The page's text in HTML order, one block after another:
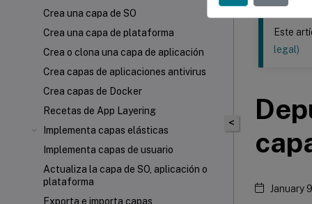
Crea una capa de SO
Crea una capa de plataforma
Crea o clona una capa de aplicación
Crea capas de aplicaciones antivirus
Crea capas de Docker
Recetas de App Layering
Implementa capas elásticas
Implementa capas de usuario
Actualiza la capa de SO, aplicación o
plataforma
Exporta e importa capas
<
Este
legal)
January